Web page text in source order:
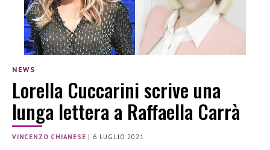
NEWS
Lorella Cuccarini scrive una
lunga lettera a Raffaella Carrà
VINCENZO CHIANESE | 6 LUGLIO 2021